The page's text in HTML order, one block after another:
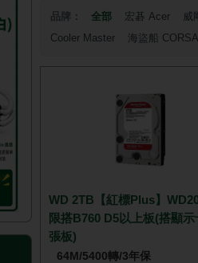
品牌： 全部 宏碁 Acer
威
Cooler Master
海盜船
WD 2TB【紅標Plus】
限搭B760 D5以上板(搭顯示
張板)
64M/5400轉/3年保